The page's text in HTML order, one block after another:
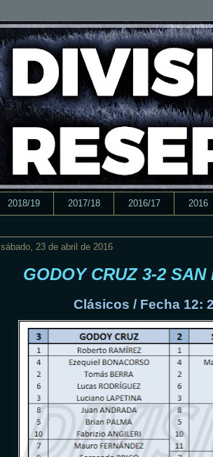
2018/19 2017/18 2016/17 2016
sábado, 23 de abril de 2016
GODOY CRUZ 3-2 SAN
Clásicos / Fecha 12: